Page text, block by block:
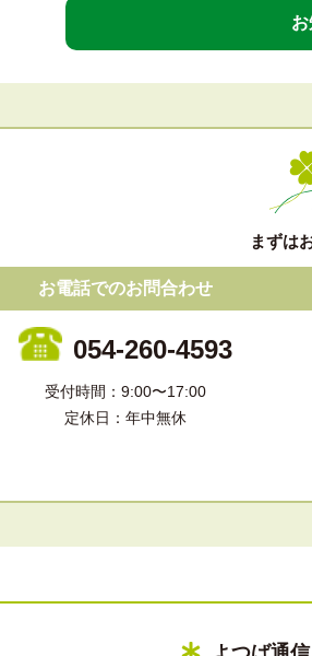
まずは
お電話でのお問合わせ
054-260-4593
受付時間：9:00〜17:00
定休日：年中無休